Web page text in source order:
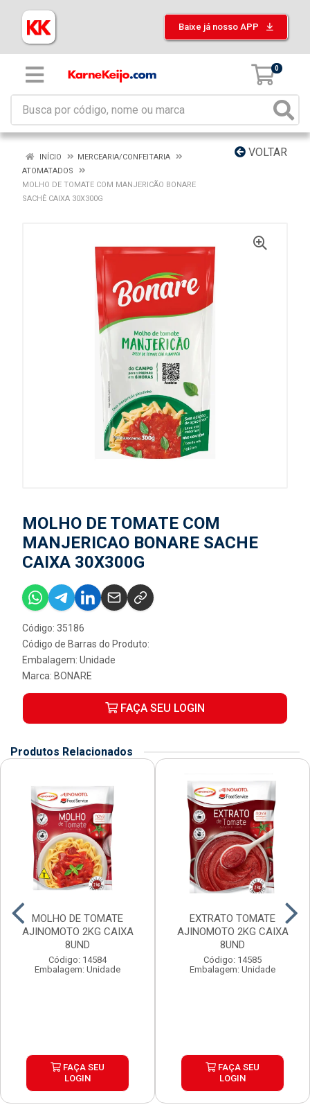
Baixe já nosso APP
0
VOLTAR
INÍCIO
MERCEARIA/CONFEITARIA
ATOMATADOS
MOLHO DE TOMATE COM MANJERICÃO BONARE
SACHÊ CAIXA 30X300G
MOLHO DE TOMATE COM
MANJERICAO BONARE SACHE
CAIXA 30X300G
Código: 35186
Código de Barras do Produto:
Embalagem: Unidade
Marca: BONARE
FAÇA SEU LOGIN
Produtos Relacionados
MOLHO DE TOMATE
AJINOMOTO 2KG CAIXA
8UND
Código: 14584
Embalagem: Unidade
FAÇA SEU
LOGIN
EXTRATO TOMATE
AJINOMOTO 2KG CAIXA
8UND
Código: 14585
Embalagem: Unidade
FAÇA SEU
LOGIN